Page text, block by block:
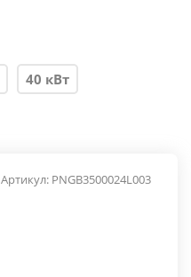
40 кВт
Артикул: PNGB3500024L003